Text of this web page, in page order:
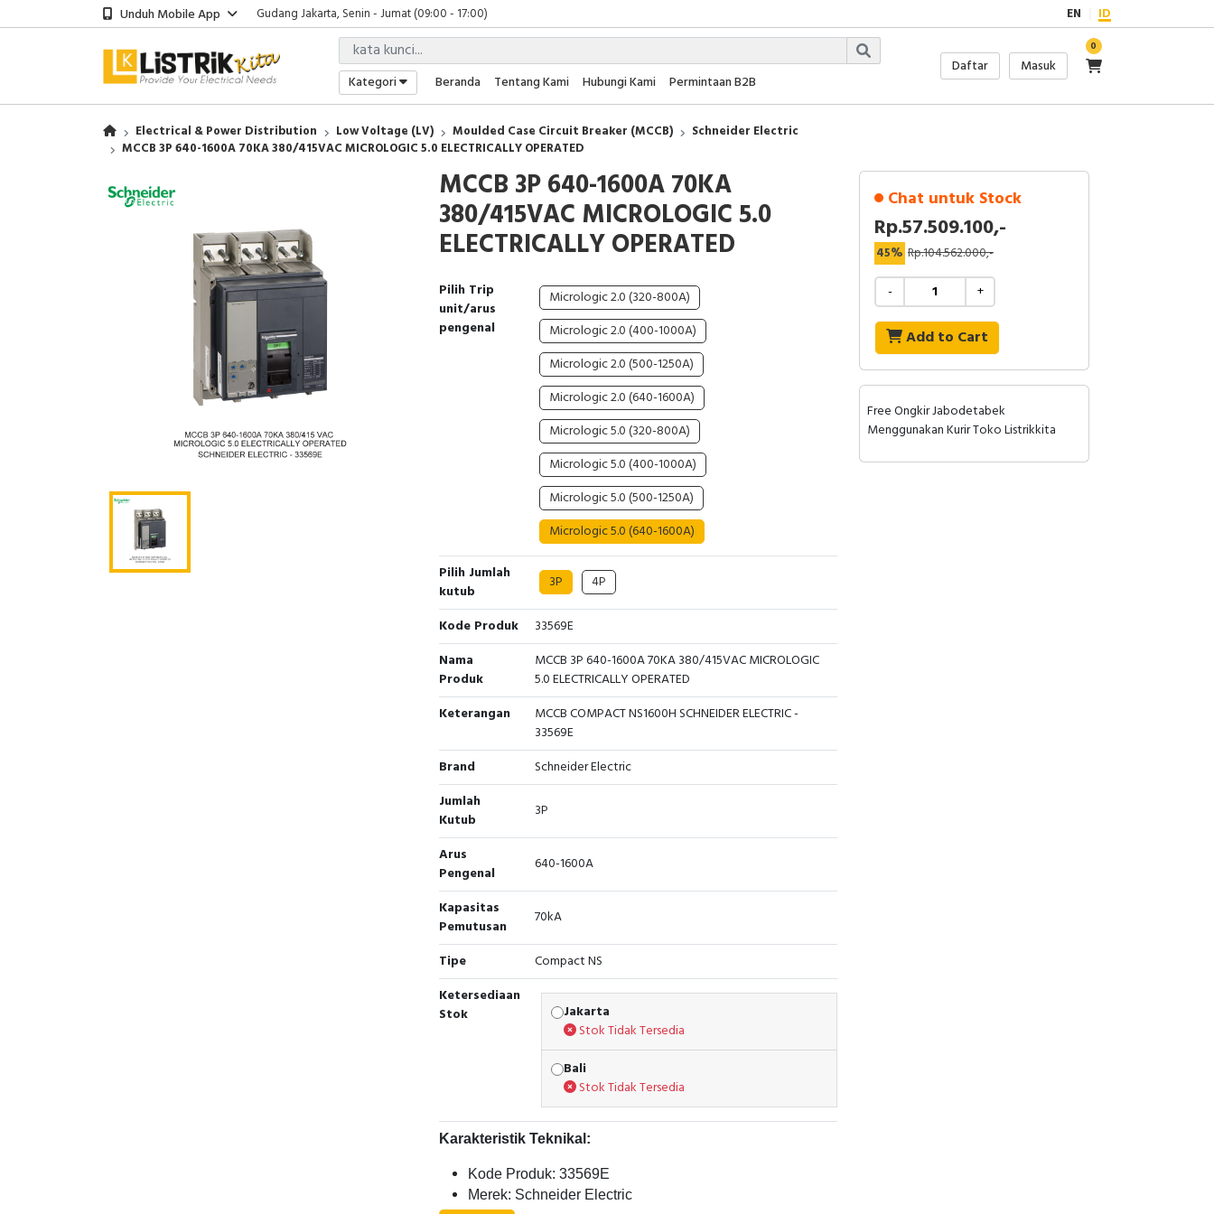
Unduh Mobile App
Showroom Bali, Senin - Jumat (09:00 - 17:00)
Kantor Jakarta, Senin - Jumat (08:00 - 17:00)
Gudang Jakarta, Senin - Jumat (09:00 - 17:00)
Showroom Bali, Senin - Jumat (09:00 - 17:00)
EN ID
Kategori Beranda Tentang Kami Hubungi Kami Permintaan B2B
Daftar Masuk
0
Electrical & Power Distribution Low Voltage (LV) Moulded Case Circuit Breaker (MCCB)
Schneider Electric
MCCB 3P 640-1600A 70KA 380/415VAC MICROLOGIC 5.0 ELECTRICALLY OPERATED
MCCB 3P 640-1600A 70KA
380/415VAC MICROLOGIC 5.0
ELECTRICALLY OPERATED
Pilih Trip
unit/arus
pengenal
Micrologic 2.0 (320-800A)
Micrologic 2.0 (400-1000A)
Micrologic 2.0 (500-1250A)
Micrologic 2.0 (640-1600A)
Micrologic 5.0 (320-800A)
Micrologic 5.0 (400-1000A)
Micrologic 5.0 (500-1250A)
Micrologic 5.0 (640-1600A)
Pilih Jumlah
kutub
3P 4P
Kode Produk
33569E
Nama
Produk
MCCB 3P 640-1600A 70KA 380/415VAC MICROLOGIC
5.0 ELECTRICALLY OPERATED
Keterangan
MCCB COMPACT NS1600H SCHNEIDER ELECTRIC -
33569E
Brand
Schneider Electric
Jumlah
Kutub
3P
Arus
Pengenal
640-1600A
Kapasitas
Pemutusan
70kA
Tipe
Compact NS
Ketersediaan
Stok
Jakarta
Stok Tidak Tersedia
Bali
Stok Tidak Tersedia
Karakteristik Teknikal:
Kode Produk: 33569E
Merek: Schneider Electric
Chat untuk Stock
Rp.57.509.100,-
45% Rp.104.562.000,-
- +
Add to Cart
Free Ongkir Jabodetabek
Menggunakan Kurir Toko Listrikkita